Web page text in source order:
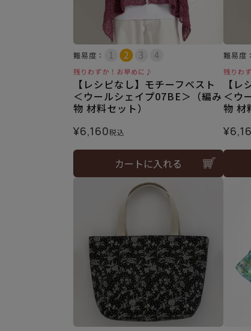
難易度：
残りわずか！お早めに♪
【レシピなし】モチーフベスト
＜ウールシェイプ07BE＞（編み
物 材料セット）
¥6,160税込
カートに入れる
難易度：
残りわ
【
＜ウ
物 材
¥